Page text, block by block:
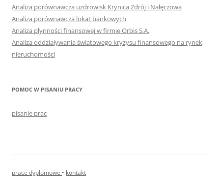
Analiza porównawcza uzdrowisk Krynica Zdrój i Nałęczowa
Analiza porównawcza lokat bankowych
Analiza płynności finansowej w firmie Orbis S.A.
Analiza oddziaływania światowego kryzysu finansowego na rynek
nieruchomości
POMOC W PISANIU PRACY
pisanie prac
prace dyplomowe • kontakt